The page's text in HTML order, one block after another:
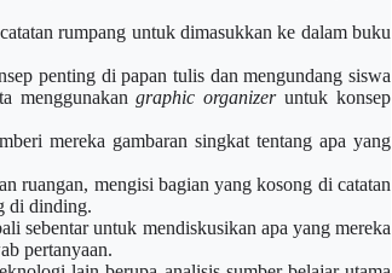
catatan rumpang untuk dimasukkan ke dalam buku
penting di papan tulis dan mengundang siswa
menggunakangraphic organizer untuk konsep
mereka gambaran singkat tentang apa yang
ruangan, mengisi bagian yang kosong di catatan
di dinding.
sebentar untuk mendiskusikan apa yang mereka
pertanyaan.